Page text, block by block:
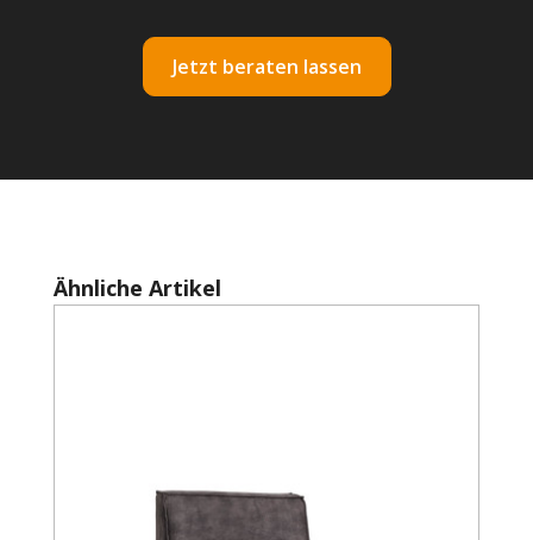
Jetzt beraten lassen
Produktgalerie überspringen
Ähnliche Artikel